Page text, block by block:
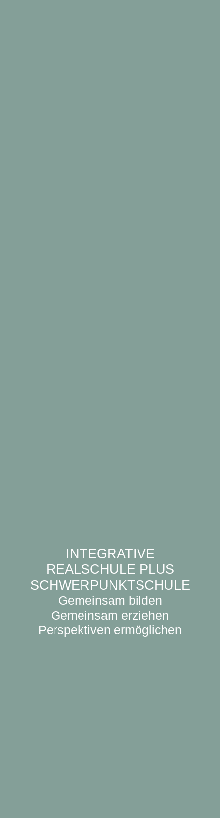
INTEGRATIVE
REALSCHULE PLUS
SCHWERPUNKTSCHULE
Gemeinsam bilden
Gemeinsam erziehen
Perspektiven ermöglichen